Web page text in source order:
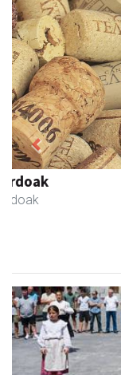
Zubimusu
Amasa-Villabona
Previous